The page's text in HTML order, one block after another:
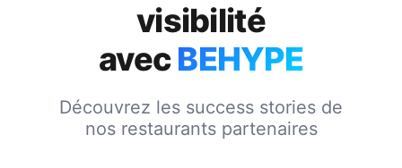
visibilité
avecBEHYPE
Découvrez les success stories de
nos restaurants partenaires